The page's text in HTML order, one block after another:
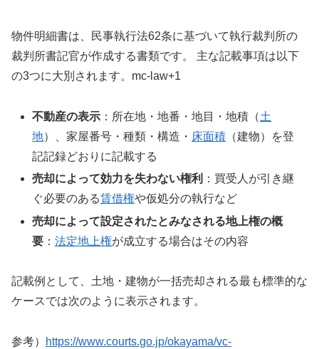
物件明細書は、民事執行法62条に基づいて執行裁判所の
裁判所書記官が作成する書類です。 主な記載事項は以下
の3つに大別されます。mc-law+1
不動産の表示 ：所在地・地番・地目・地積（土
地）、家屋番号・種類・構造・ 床面積 （建物）を登
記記録どおりに記載する
売却によって効力を失わない権利 ：買受人が引き継
ぐ必要のある賃借権や仮処分の執行など
売却によって設定されたとみなされる地上権の概
要 ：法定地上権が成立する場合はその内容
記載例として、土地・建物が一括売却される最も標準的な
ケースでは次のように表示されます。
参考）
https://www.courts.go.jp/okayama/vc-